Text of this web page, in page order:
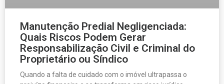
Manutenção Predial Negligenciada:
Quais Riscos Podem Gerar
Responsabilização Civil e Criminal do
Proprietário ou Síndico
Quando a falta de cuidado com o imóvel ultrapassa o